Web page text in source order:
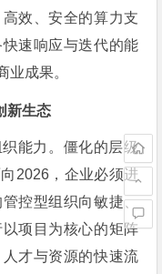
效、安全的算力支
速响应与迭代的能
业成果。
新生态
能力。僵化的层级
2026，企业必须进
控型组织向敏捷、
项目为核心的矩阵
才与资源的快速流